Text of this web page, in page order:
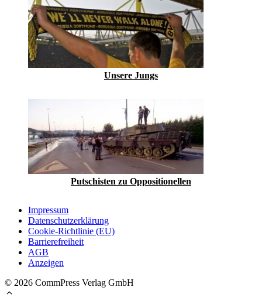
Unsere Jungs
Putschisten zu Oppositionellen
Impressum
Datenschutzerklärung
Cookie-Richtlinie (EU)
Barrierefreiheit
AGB
Anzeigen
© 2026 CommPress Verlag GmbH